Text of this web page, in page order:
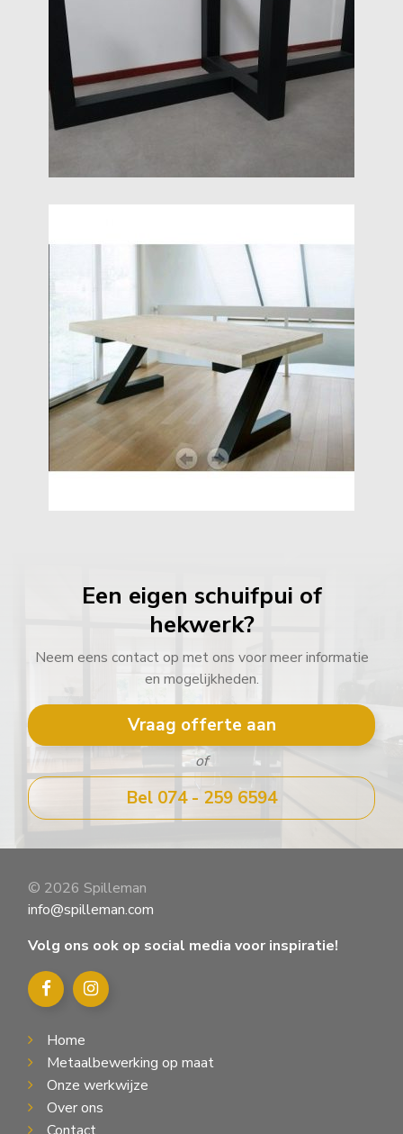
Een eigen schuifpui of
hekwerk?
Neem eens contact op met ons voor meer informatie
en mogelijkheden.
Vraag offerte aan
of
Bel 074 - 259 6594
© 2026 Spilleman
info@spilleman.com
Volg ons ook op social media voor inspiratie!
Home
Metaalbewerking op maat
Onze werkwijze
Over ons